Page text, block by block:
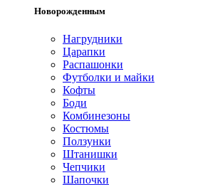
Новорожденным
Нагрудники
Царапки
Распашонки
Футболки и майки
Кофты
Боди
Комбинезоны
Костюмы
Ползунки
Штанишки
Чепчики
Шапочки